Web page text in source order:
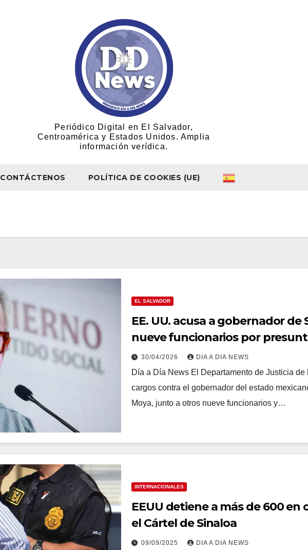
Periódico Digital en El Salvador,
Centroamérica y Estados Unidos. Amplia
información verídica.
CONTÁCTENOS POLÍTICA DE COOKIES (UE)
EL SALVADOR
EE. UU. acusa a gobernador de
nueve funcionarios por
narcotráfico
30/04/2026 DIA A DIA NEWS
Día a Día News El Departamento de Justicia
cargos contra el gobernador del estado
Moya, junto a otros nueve funcionarios y…
INTERNACIONALES
EEUU detiene a más de 600
el Cártel de Sinaloa
09/09/2025 DIA A DIA NEWS